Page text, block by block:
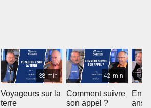
38 min
Voyageurs sur la
terre
42 min
Comment suivre
son appel ?
En
ans